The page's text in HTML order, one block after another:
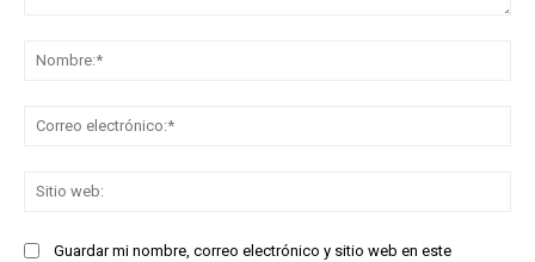
Guardar mi nombre, correo electrónico y sitio web en este